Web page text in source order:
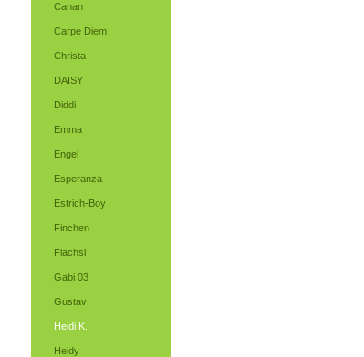
Canan
Carpe Diem
Christa
DAISY
Diddi
Emma
Engel
Esperanza
Estrich-Boy
Finchen
Flachsi
Gabi 03
Gustav
Heidi K.
Heidy